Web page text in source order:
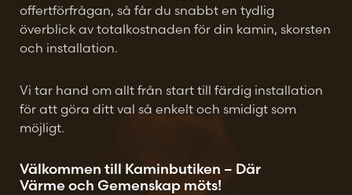
offertförfrågan, så får du snabbt en tydlig
överblick av totalkostnaden för din kamin, skorsten
och installation.
Vi tar hand om allt från start till färdig installation
för att göra ditt val så enkelt och smidigt som
möjligt.
Välkommen till Kaminbutiken – Där
Värme och Gemenskap möts!